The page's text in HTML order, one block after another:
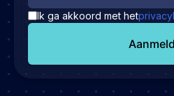
Ik ga akkoord met het